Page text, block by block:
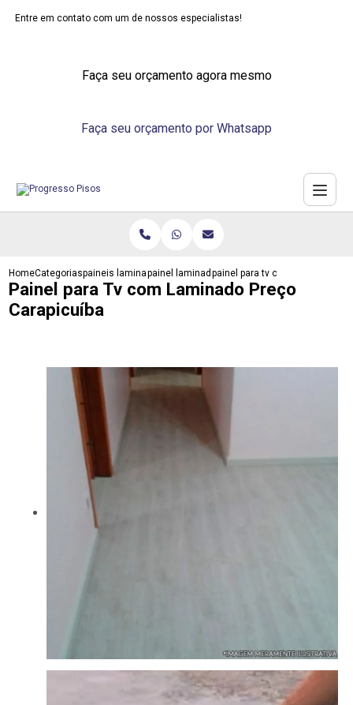
Entre em contato com um de nossos especialistas!
Faça seu orçamento agora mesmo
Faça seu orçamento por Whatsapp
HomeCategoriaspaineis laminadospainel laminado madeirapainel para tv com laminado
Painel para Tv com Laminado Preço
Carapicuíba